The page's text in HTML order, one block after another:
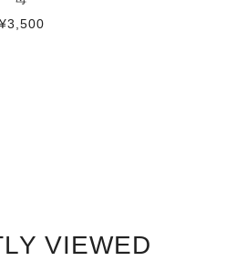
¥3,500
VIEWED